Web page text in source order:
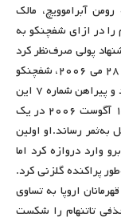
رومن آبراموویچ، مالک
مهاجم را در ازای شفچنکو به
پولی صرف‌نظر کرد
اما کرسپو را به‌صورت قرضی از این تیم گرفت. در ۲۸ می ۲۰۰۶، شفچنکو
با مبلغ ۳۰.۸میلیون پوند چلسی قرارداد امضاء کرد و پیراهن شماره ۷ این
تیم را بر تن کرد. او اولین بار برای این تیم در ۱۳ آگوست ۲۰۰۶ در یک
رساند‌.او اولین
وارد دروازه کرد اما
پراکنده گلزنی کرد.
اروپا به تساوی
تاتنهام را شکست